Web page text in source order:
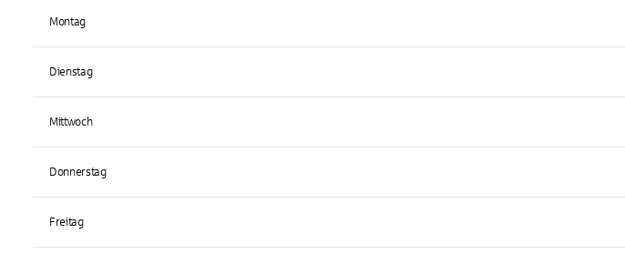
Montag
Dienstag
Mittwoch
Donnerstag
Freitag